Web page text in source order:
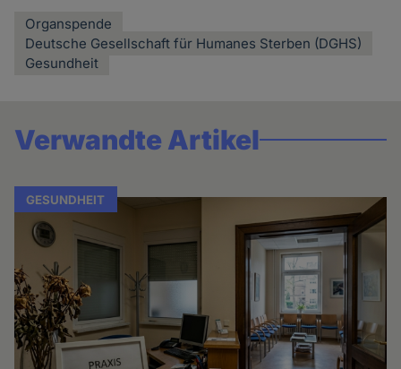
Organspende
Deutsche Gesellschaft für Humanes Sterben (DGHS)
Gesundheit
Verwandte Artikel
GESUNDHEIT